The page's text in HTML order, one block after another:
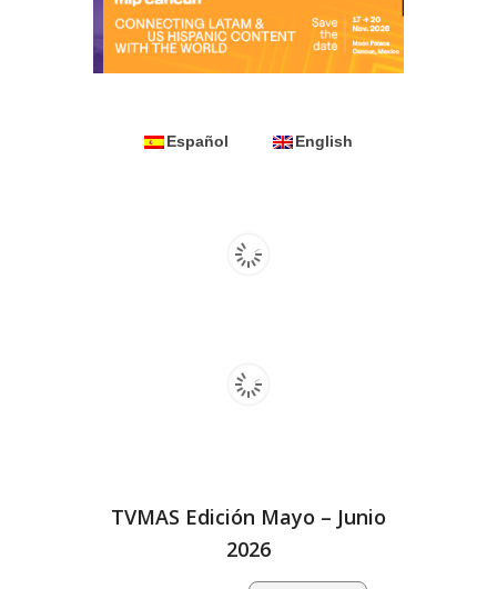
Español English
TVMAS Edición Mayo – Junio
2026